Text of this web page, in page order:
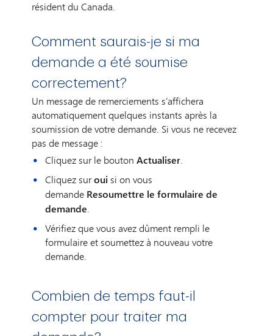
résident du Canada.
Comment saurais-je si ma
demande a été soumise
correctement?
Un message de remerciements s’affichera
automatiquement quelques instants après la
soumission de votre demande. Si vous ne recevez
pas de message :
Cliquez sur le boutonActualiser.
Cliquez suroui si on vous
demande Resoumettre le formulaire de
demande.
Vérifiez que vous avez dûment rempli le
formulaire et soumettez à nouveau votre
demande.
Combien de temps faut-il
compter pour traiter ma